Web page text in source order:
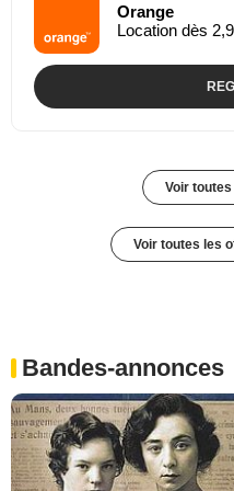
Orange
Location dès
Voir
Voir toutes les
Bandes-annonces